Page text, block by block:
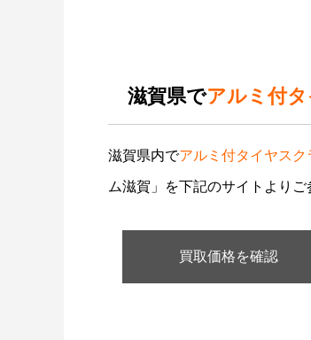
滋賀県でアルミ付
滋賀県内でアルミ付タイヤスク
ム滋賀」を下記のサイトよりご
買取価格を確認